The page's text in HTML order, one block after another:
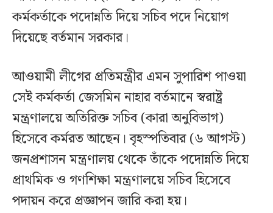
কর্মকর্তাকে পদোন্নতি দিয়ে সচিব পদে নিয়োগ
দিয়েছে বর্তমান সরকার।
আওয়ামী লীগের প্রতিমন্ত্রীর এমন সুপারিশ পাওয়া
সেই কর্মকর্তা জেসমিন নাহার বর্তমানে স্বরাষ্ট্র
মন্ত্রণালয়ে অতিরিক্ত সচিব (কারা অনুবিভাগ)
হিসেবে কর্মরত আছেন। বৃহস্পতিবার (৬ আগস্ট)
জনপ্রশাসন মন্ত্রণালয় থেকে তাঁকে পদোন্নতি দিয়ে
প্রাথমিক ও গণশিক্ষা মন্ত্রণালয়ে সচিব হিসেবে
পদায়ন করে প্রজ্ঞাপন জারি করা হয়।